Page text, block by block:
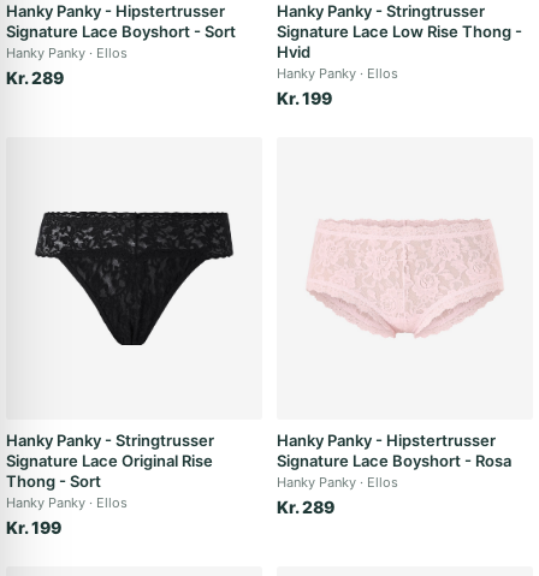
Hanky Panky - Hipstertrusser
Signature Lace Boyshort - Sort
Hanky Panky Ellos
Kr. 289
Hanky Panky - Stringtrusser
Signature Lace Low Rise Thong -
Hvid
Hanky Panky Ellos
Kr. 199
Hanky Panky - Stringtrusser
Signature Lace Original Rise
Thong - Sort
Hanky Panky Ellos
Kr. 199
Hanky Panky - Hipstertrusser
Signature Lace Boyshort - Rosa
Hanky Panky Ellos
Kr. 289